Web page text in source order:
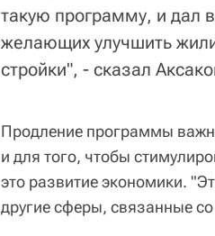
такую программу, и дал
желающих улучшить
стройки", - сказал
Продление программы
и для того, чтобы
это развитие экономики.
другие сферы, связанные